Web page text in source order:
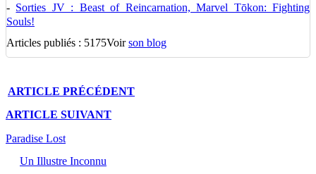
- Sorties JV : Beast of Reincarnation, Marvel Tōkon: Fighting
Souls!
Articles publiés : 5175Voirson blog
ARTICLE PRÉCÉDENT
ARTICLE SUIVANT
Paradise Lost
Un Illustre Inconnu